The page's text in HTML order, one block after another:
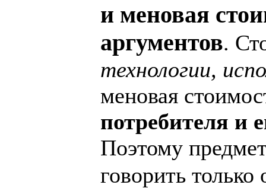
и меновая
аргументов.
технологии,
меновая
потребителя и
Поэтому
говорить только